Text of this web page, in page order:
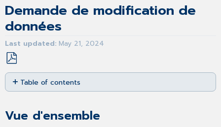
Demande de modification de
données
Last updated May 21, 2024
Save
as
PDF
Table of contents
Faire
Vue d'ensemble